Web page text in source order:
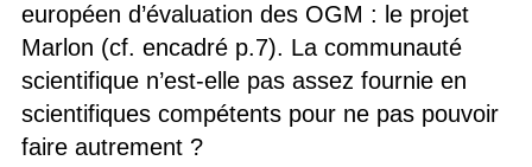
européen d’évaluation des OGM : le projet
Marlon (cf. encadré p.7). La communauté
scientifique n’est-elle pas assez fournie en
scientifiques compétents pour ne pas pouvoir
faire autrement ?